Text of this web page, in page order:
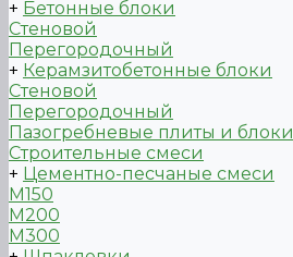
+ Бетонные блоки
Стеновой
Перегородочный
+ Керамзитобетонные блоки
Стеновой
Перегородочный
Пазогребневые плиты и блоки
Строительные смеси
+ Цементно-песчаные смеси
М150
М200
М300